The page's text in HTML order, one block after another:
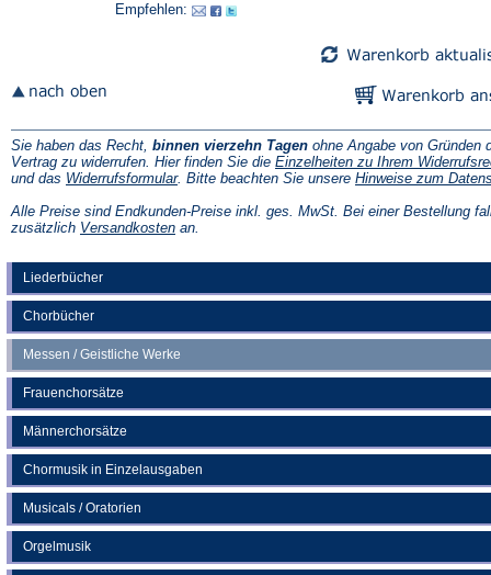
Liederbücher
Chorbücher
Messen / Geistliche Werke
Frauenchorsätze
Männerchorsätze
Chormusik in Einzelausgaben
Musicals / Oratorien
Orgelmusik
neuen
Empfehlen:
Sie haben das Recht, binnen vierzehn Tagen ohne Angabe von Gründen
Vertrag zu widerrufen. Hier finden Sie die Einzelheiten zu Ihrem
und das Widerrufsformular(Öffnet
einem
neuen
. Bitte beachten Sie unsere Hinweise zum
Alle Preise sind Endkunden-Preise inkl. ges. MwSt. Bei einer Bestellung
zusätzlich Versandkosten(Öffnet
an.